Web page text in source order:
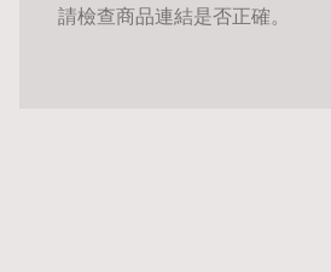
請檢查商品連結是否正確。